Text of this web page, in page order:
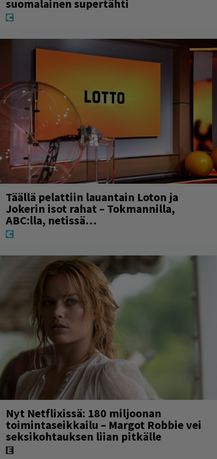
suomalainen supertähti
Täällä pelattiin lauantain Loton ja
Jokerin isot rahat – Tokmannilla,
ABC:lla, netissä…
Nyt Netflixissä: 180 miljoonan
toimintaseikkailu – Margot Robbie vei
seksikohtauksen liian pitkälle